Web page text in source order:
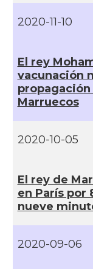
2020-11-10
El rey
vacunación
Marruecos
2020-10-05
El rey de
en Parí­s por
nueve
2020-09-06